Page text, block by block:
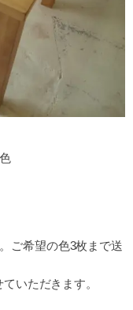
ご希望の色3枚まで送
いただきます。